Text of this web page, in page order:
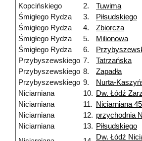
Kopcińskiego
2.
Tuwima
Śmigłego Rydza
3.
Piłsudskiego
Śmigłego Rydza
4.
Zbiorcza
Śmigłego Rydza
5.
Milionowa
Śmigłego Rydza
6.
Przybyszewskiego 7.
Tatrzańska
Przybyszewskiego 8.
Zapadła
Przybyszewskiego 9.
Nurta-
Niciarniana
10. Dw. Łódź
Niciarniana
11.
Niciarniana
Niciarniana
12. przychodnia
Niciarniana
13. Piłsudskiego
Dw. Łódź